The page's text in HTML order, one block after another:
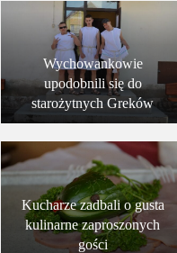
Wychowankowie
upodobnili się do
starożytnych Greków
Kucharze zadbali o gusta
kulinarne zaproszonych
gości